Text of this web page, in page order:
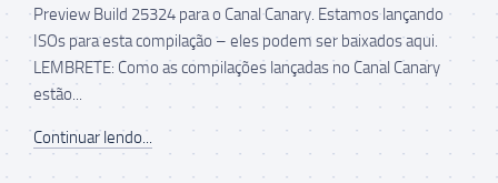
Preview Build 25324 para o Canal Canary. Estamos lançando
ISOs para esta compilação – eles podem ser baixados aqui.
LEMBRETE: Como as compilações lançadas no Canal Canary
estão...
Continuar lendo...